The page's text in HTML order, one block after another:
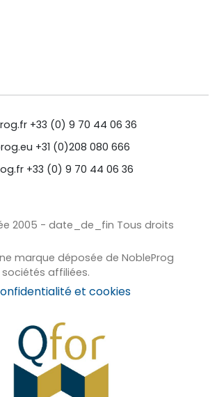
+33 (0) 9 70 44 06 36
+31 (0)208 080 666
+33 (0) 9 70 44 06 36
2005 - date_de_fin Tous droits
marque déposée de NobleProg
affiliées.
et cookies